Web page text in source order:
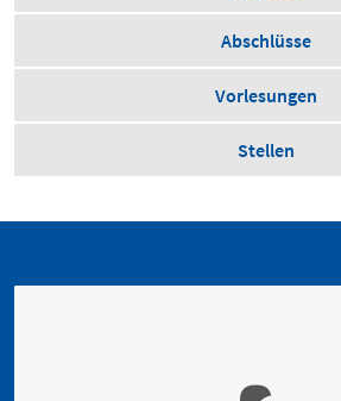
Abschlüsse
Vorlesungen
Stellen